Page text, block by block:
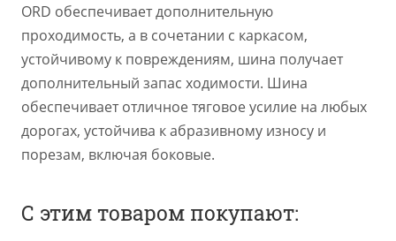
ORD обеспечивает дополнительную
проходимость, а в сочетании с каркасом,
устойчивому к повреждениям, шина получает
дополнительный запас ходимости. Шина
обеспечивает отличное тяговое усилие на любых
дорогах, устойчива к абразивному износу и
порезам, включая боковые.
С этим товаром покупают: